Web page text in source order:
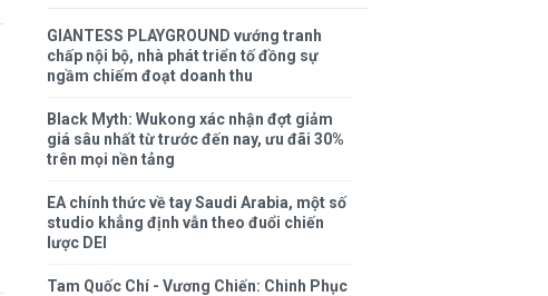
GIANTESS PLAYGROUND vướng tranh
chấp nội bộ, nhà phát triển tố đồng sự
ngầm chiếm đoạt doanh thu
Black Myth: Wukong xác nhận đợt giảm
giá sâu nhất từ trước đến nay, ưu đãi 30%
trên mọi nền tảng
EA chính thức về tay Saudi Arabia, một số
studio khẳng định vẫn theo đuổi chiến
lược DEI
Tam Quốc Chí - Vương Chiến: Chinh Phục